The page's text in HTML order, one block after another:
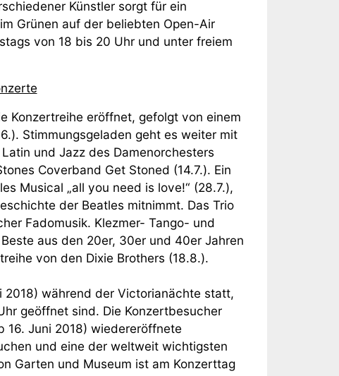
Künstler sorgt für ein
Grünen auf der beliebten Open-Air
von 18 bis 20 Uhr und unter freiem
Konzertreihe eröffnet, gefolgt von einem
Stimmungsgeladen geht es weiter mit
und Jazz des Damenorchesters
Coverband Get Stoned (14.7.). Ein
Musical „all you need is love!“ (28.7.),
der Beatles mitnimmt. Das Trio
Fadomusik. Klezmer- Tango- und
aus den 20er, 30er und 40er Jahren
von den Dixie Brothers (18.8.).
2018) während der Victorianächte statt,
geöffnet sind. Die Konzertbesucher
16. Juni 2018) wiedereröffnete
und eine der weltweit wichtigsten
Garten und Museum ist am Konzerttag